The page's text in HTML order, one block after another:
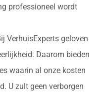
professioneel wordt
VerhuisExperts geloven
Daarom bieden
waarin al onze kosten
U zult geen verborgen